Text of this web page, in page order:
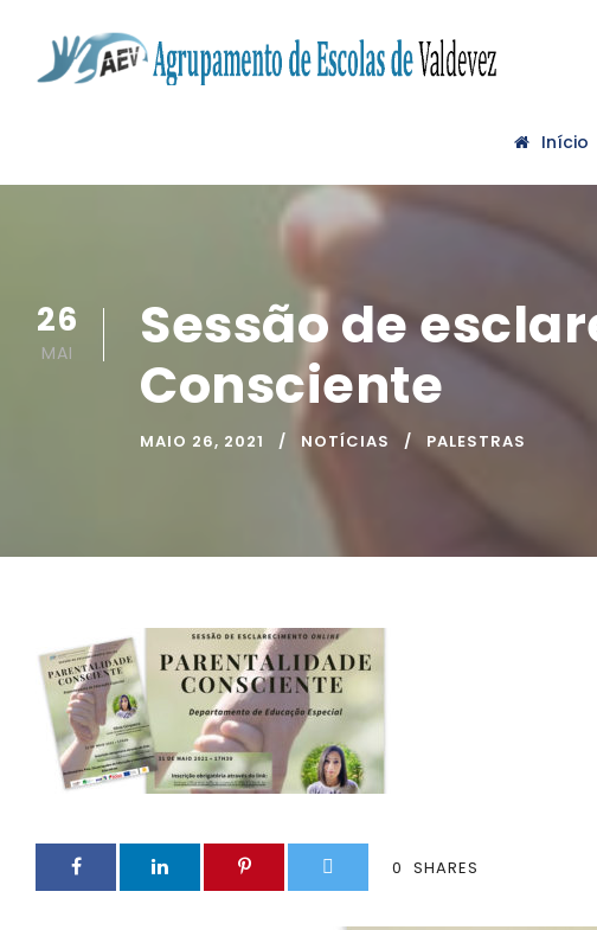
Início
26
MAI
Sessão de
Consciente
MAIO 26, 2021 NOTÍCIAS PALESTRAS
0 SHARES